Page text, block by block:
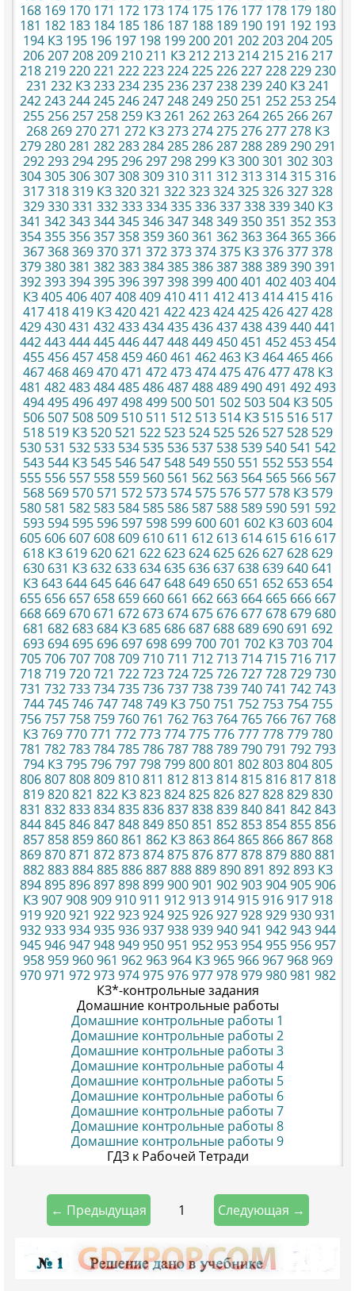
168 169 170 171 172 173 174 175 176 177 178 179 180
181 182 183 184 185 186 187 188 189 190 191 192 193
194 КЗ 195 196 197 198 199 200 201 202 203 204 205
206 207 208 209 210 211 КЗ 212 213 214 215 216 217
218 219 220 221 222 223 224 225 226 227 228 229 230
231 232 КЗ 233 234 235 236 237 238 239 240 КЗ 241
242 243 244 245 246 247 248 249 250 251 252 253 254
255 256 257 258 259 КЗ 261 262 263 264 265 266 267
268 269 270 271 272 КЗ 273 274 275 276 277 278 КЗ
279 280 281 282 283 284 285 286 287 288 289 290 291
292 293 294 295 296 297 298 299 КЗ 300 301 302 303
304 305 306 307 308 309 310 311 312 313 314 315 316
317 318 319 КЗ 320 321 322 323 324 325 326 327 328
329 330 331 332 333 334 335 336 337 338 339 340 КЗ
341 342 343 344 345 346 347 348 349 350 351 352 353
354 355 356 357 358 359 360 361 362 363 364 365 366
367 368 369 370 371 372 373 374 375 КЗ 376 377 378
379 380 381 382 383 384 385 386 387 388 389 390 391
392 393 394 395 396 397 398 399 400 401 402 403 404
КЗ 405 406 407 408 409 410 411 412 413 414 415 416
417 418 419 КЗ 420 421 422 423 424 425 426 427 428
429 430 431 432 433 434 435 436 437 438 439 440 441
442 443 444 445 446 447 448 449 450 451 452 453 454
455 456 457 458 459 460 461 462 463 КЗ 464 465 466
467 468 469 470 471 472 473 474 475 476 477 478 КЗ
481 482 483 484 485 486 487 488 489 490 491 492 493
494 495 496 497 498 499 500 501 502 503 504 КЗ 505
506 507 508 509 510 511 512 513 514 КЗ 515 516 517
518 519 КЗ 520 521 522 523 524 525 526 527 528 529
530 531 532 533 534 535 536 537 538 539 540 541 542
543 544 КЗ 545 546 547 548 549 550 551 552 553 554
555 556 557 558 559 560 561 562 563 564 565 566 567
568 569 570 571 572 573 574 575 576 577 578 КЗ 579
580 581 582 583 584 585 586 587 588 589 590 591 592
593 594 595 596 597 598 599 600 601 602 КЗ 603 604
605 606 607 608 609 610 611 612 613 614 615 616 617
618 КЗ 619 620 621 622 623 624 625 626 627 628 629
630 631 КЗ 632 633 634 635 636 637 638 639 640 641
КЗ 643 644 645 646 647 648 649 650 651 652 653 654
655 656 657 658 659 660 661 662 663 664 665 666 667
668 669 670 671 672 673 674 675 676 677 678 679 680
681 682 683 684 КЗ 685 686 687 688 689 690 691 692
693 694 695 696 697 698 699 700 701 702 КЗ 703 704
705 706 707 708 709 710 711 712 713 714 715 716 717
718 719 720 721 722 723 724 725 726 727 728 729 730
731 732 733 734 735 736 737 738 739 740 741 742 743
744 745 746 747 748 749 КЗ 750 751 752 753 754 755
756 757 758 759 760 761 762 763 764 765 766 767 768
КЗ 769 770 771 772 773 774 775 776 777 778 779 780
781 782 783 784 785 786 787 788 789 790 791 792 793
794 КЗ 795 796 797 798 799 800 801 802 803 804 805
806 807 808 809 810 811 812 813 814 815 816 817 818
819 820 821 822 КЗ 823 824 825 826 827 828 829 830
831 832 833 834 835 836 837 838 839 840 841 842 843
844 845 846 847 848 849 850 851 852 853 854 855 856
857 858 859 860 861 862 КЗ 863 864 865 866 867 868
869 870 871 872 873 874 875 876 877 878 879 880 881
882 883 884 885 886 887 888 889 890 891 892 893 КЗ
894 895 896 897 898 899 900 901 902 903 904 905 906
КЗ 907 908 909 910 911 912 913 914 915 916 917 918
919 920 921 922 923 924 925 926 927 928 929 930 931
932 933 934 935 936 937 938 939 940 941 942 943 944
945 946 947 948 949 950 951 952 953 954 955 956 957
958 959 960 961 962 963 964 КЗ 965 966 967 968 969
970 971 972 973 974 975 976 977 978 979 980 981 982
КЗ*-контрольные задания
Домашние контрольные работы
Домашние контрольные работы 1
Домашние контрольные работы 2
Домашние контрольные работы 3
Домашние контрольные работы 4
Домашние контрольные работы 5
Домашние контрольные работы 6
Домашние контрольные работы 7
Домашние контрольные работы 8
Домашние контрольные работы 9
ГДЗ к Рабочей Тетради
← Предыдущая 1 Следующая →